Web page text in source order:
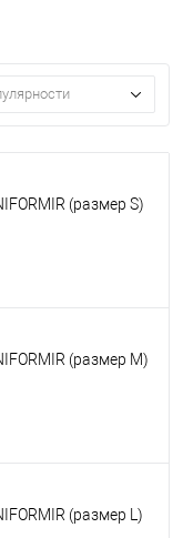
(размер S)
(размер M)
(размер L)